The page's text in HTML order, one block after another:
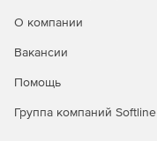
О компании
Вакансии
Помощь
Группа компаний Softline